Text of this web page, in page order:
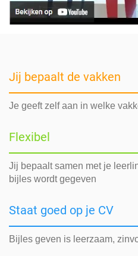
Jij bepaalt de vakken
Je geeft zelf aan in welke
Flexibel
Jij bepaalt samen met je
bijles wordt gegeven
Staat goed op je CV
Bijles geven is leerzaam,